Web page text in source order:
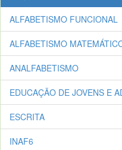
ALFABETISMO FUNCIONAL
ALFABETISMO
ANALFABETISMO
EDUCAÇÃO DE JOVENS E
ESCRITA
INAF6